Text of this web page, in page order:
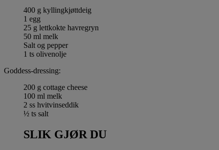
400 g kyllingkjøttdeig
1 egg
25 g lettkokte havregryn
50 ml melk
Salt og pepper
1 ts olivenolje
Goddess-dressing:
200 g cottage cheese
100 ml melk
2 ss hvitvinseddik
½ ts salt
SLIK GJØR DU